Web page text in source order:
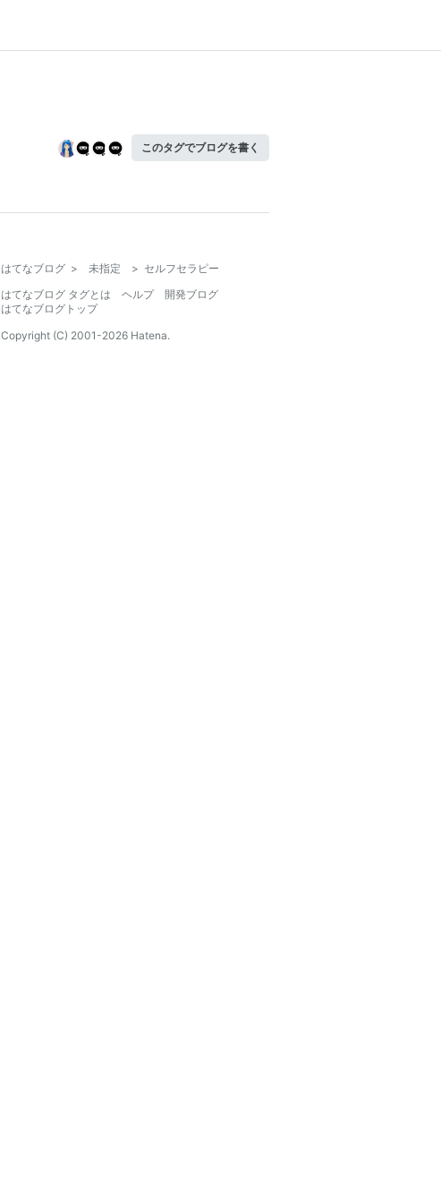
このタグでブログを書く
はてなブログ > 未指定 > セルフセラピー
はてなブログ タグとは
ヘルプ
開発ブログ
はてなブログトップ
Copyright (C) 2001-2026 Hatena.